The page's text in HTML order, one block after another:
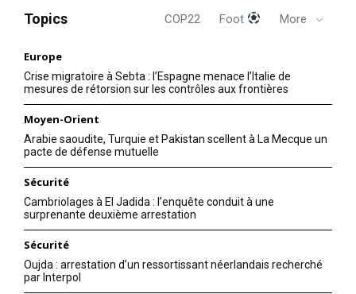
Topics COP22 Foot More
Europe
Crise migratoire à Sebta : l’Espagne menace l’Italie de
mesures de rétorsion sur les contrôles aux frontières
Moyen-Orient
Arabie saoudite, Turquie et Pakistan scellent à La Mecque un
pacte de défense mutuelle
Sécurité
Cambriolages à El Jadida : l’enquête conduit à une
surprenante deuxième arrestation
Sécurité
Oujda : arrestation d’un ressortissant néerlandais recherché
par Interpol